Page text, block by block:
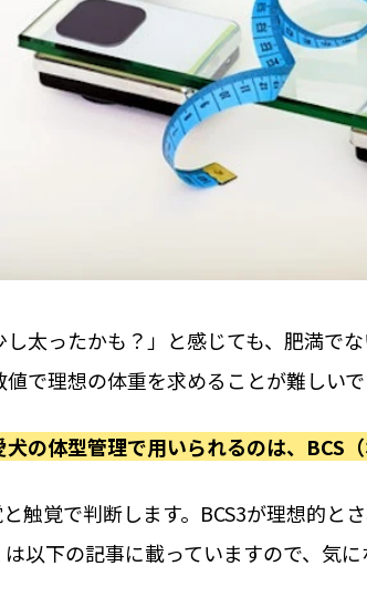
し太ったかも？」と感じても、肥満で
で理想の体重を求めることが難しいで
犬の体型管理で用いられるのは、BCS
と触覚で判断します。BCS3が理想的と
は以下の記事に載っていますので、気